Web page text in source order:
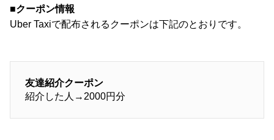
■クーポン情報
Uber Taxiで配布されるクーポンは下記のとおりです。
友達紹介クーポン
紹介した人→2000円分